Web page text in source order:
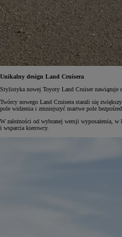
Od 105 300 zł
Corolla Hatchback
HYBRID
Unikalny design Land Cruisera
Stylistyka nowej Toyoty Land Cruiser nawiązuje
Twórcy nowego Land Cruisera starali się
pole widzenia i zmniejszyć martwe pole
W zależności od wybranej wersji wyposażenia,
i wsparcia kierowcy.